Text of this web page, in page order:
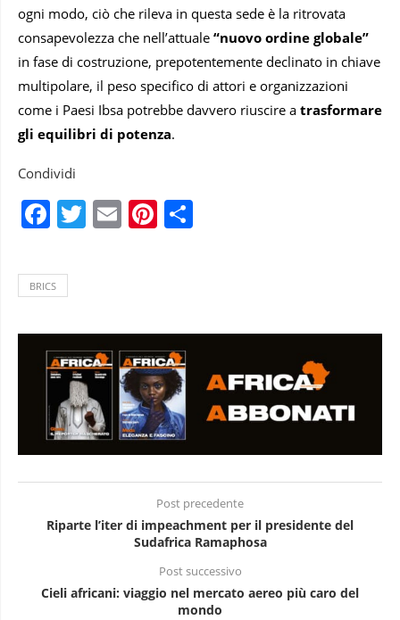
ogni modo, ciò che rileva in questa sede è la ritrovata
consapevolezza che nell’attuale “nuovo ordine globale”
in fase di costruzione, prepotentemente declinato in chiave
multipolare, il peso specifico di attori e organizzazioni
come i Paesi Ibsa potrebbe davvero riuscire a trasformare
gli equilibri di potenza.
Condividi
Facebook
Twitter
EmailPinterest
BRICS
Post precedente
Riparte l’iter di impeachment per il presidente del
Sudafrica Ramaphosa
Post successivo
Cieli africani: viaggio nel mercato aereo più caro del
mondo